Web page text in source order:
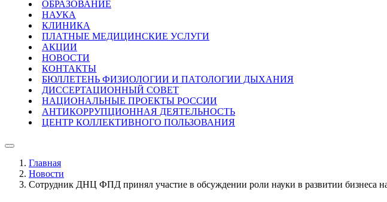
ОБРАЗОВАНИЕ
НАУКА
КЛИНИКА
ПЛАТНЫЕ МЕДИЦИНСКИЕ УСЛУГИ
АКЦИИ
НОВОСТИ
КОНТАКТЫ
БЮЛЛЕТЕНЬ ФИЗИОЛОГИИ И ПАТОЛОГИИ ДЫХАНИЯ
ДИССЕРТАЦИОННЫЙ СОВЕТ
НАЦИОНАЛЬНЫЕ ПРОЕКТЫ РОССИИ
АНТИКОРРУПЦИОННАЯ ДЕЯТЕЛЬНОСТЬ
ЦЕНТР КОЛЛЕКТИВНОГО ПОЛЬЗОВАНИЯ
Главная
Новости
Сотрудник ДНЦ ФПД принял участие в обсуждении роли науки в развитии бизнеса